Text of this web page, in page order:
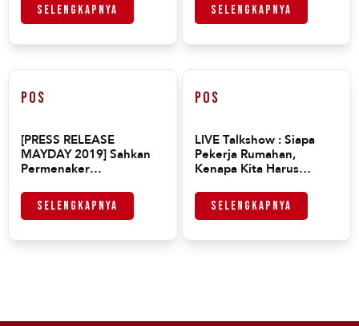
Selengkapnya Selengkapnya
Pos
[PRESS RELEASE
MAYDAY 2019] Sahkan
Permenaker
Rumahan
Selengkapnya
Pos
LIVE Talkshow : Siapa
Pekerja Rumahan,
Kenapa Kita Harus
Selengkapnya